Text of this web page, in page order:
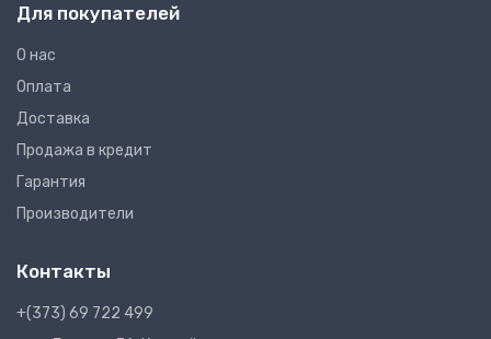
Для покупателей
О нас
Оплата
Доставка
Продажа в кредит
Гарантия
Производители
Контакты
+(373) 69 722 499